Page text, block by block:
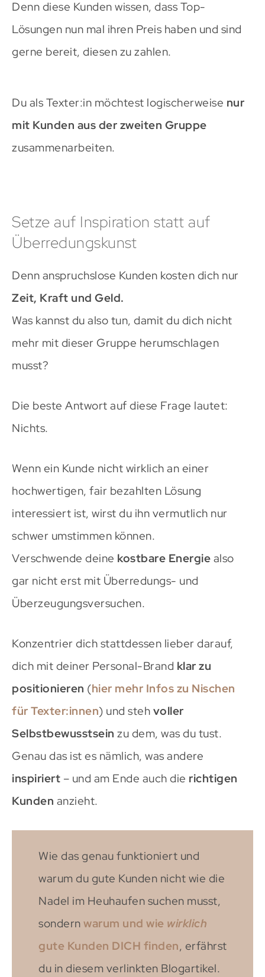
Denn diese Kunden wissen, dass Top-
Lösungen nun mal ihren Preis haben und sind
gerne bereit, diesen zu zahlen.
Du als Texter:in möchtest logischerweise nur
mit Kunden aus der zweiten Gruppe
zusammenarbeiten.
Setze auf Inspiration statt auf
Überredungskunst
Denn anspruchslose Kunden kosten dich nur
Zeit, Kraft und Geld.
Was kannst du also tun, damit du dich nicht
mehr mit dieser Gruppe herumschlagen
musst?
Die beste Antwort auf diese Frage lautet:
Nichts.
Wenn ein Kunde nicht wirklich an einer
hochwertigen, fair bezahlten Lösung
interessiert ist, wirst du ihn vermutlich nur
schwer umstimmen können.
Verschwende deine kostbare Energie also
gar nicht erst mit Überredungs- und
Überzeugungsversuchen.
Konzentrier dich stattdessen lieber darauf,
dich mit deiner Personal-Brand klar zu
positionieren (hier mehr Infos zu Nischen
für Texter:innen) und steh voller
Selbstbewusstsein zu dem, was du tust.
Genau das ist es nämlich, was andere
inspiriert – und am Ende auch die richtigen
Kunden anzieht.
Wie das genau funktioniert und
warum du gute Kunden nicht wie die
Nadel im Heuhaufen suchen musst,
sondern warum und wie wirklich
gute Kunden DICH finden, erfährst
du in diesem verlinkten Blogartikel.